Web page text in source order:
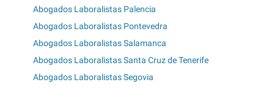
Abogados Laboralistas Palencia
Abogados Laboralistas Pontevedra
Abogados Laboralistas Salamanca
Abogados Laboralistas Santa Cruz de Tenerife
Abogados Laboralistas Segovia